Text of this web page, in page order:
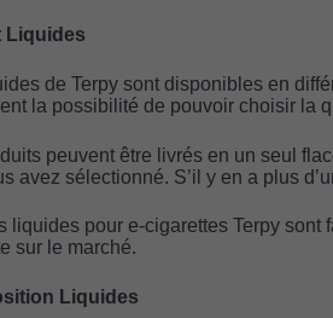
Liquides
de Terpy sont disponibles en
la possibilité de pouvoir choisir la
peuvent être livrés en un seul
avez sélectionné. S’il y en a plus
liquides pour e-cigarettes Terpy
sur le marché.
Liquides